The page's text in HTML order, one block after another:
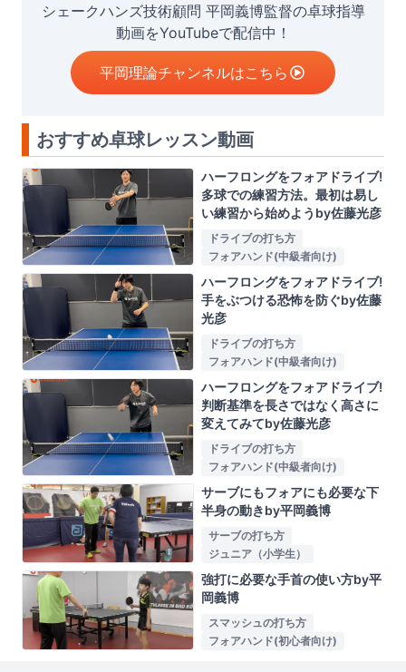
シェークハンズ技術顧問 平岡義博監督の卓球指導
動画をYouTubeで配信中！
平岡理論チャンネルはこちら
おすすめ卓球レッスン動画
ハーフロングをフォアドライブ!
多球での練習方法。最初は易し
い練習から始めようby佐藤光彦
ドライブの打ち方
フォアハンド(中級者向け)
ハーフロングをフォアドライブ!
手をぶつける恐怖を防ぐby佐藤
光彦
ドライブの打ち方
フォアハンド(中級者向け)
ハーフロングをフォアドライブ!
判断基準を長さではなく高さに
変えてみてby佐藤光彦
ドライブの打ち方
フォアハンド(中級者向け)
サーブにもフォアにも必要な下
半身の動きby平岡義博
サーブの打ち方
ジュニア（小学生）
強打に必要な手首の使い方by平
岡義博
スマッシュの打ち方
フォアハンド(初心者向け)